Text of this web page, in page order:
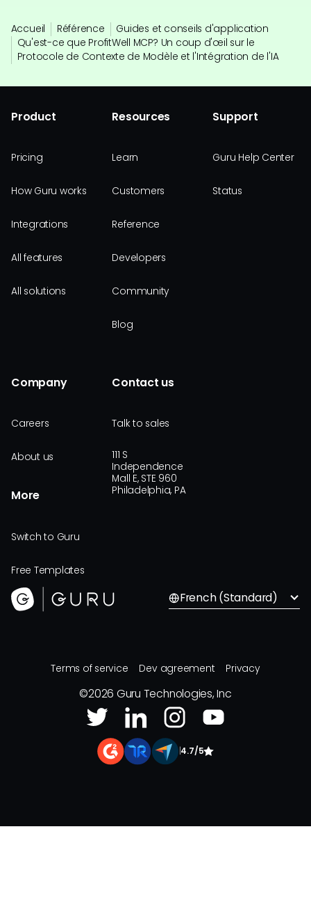
Accueil Référence
Guides et conseils d'application
Qu'est-ce que ProfitWell MCP? Un coup d'œil sur le
Protocole de Contexte de Modèle et l'Intégration de l'IA
Product
Pricing
How Guru works
Integrations
All features
All solutions
Resources
Learn
Customers
Reference
Developers
Community
Blog
Support
Guru Help Center
Status
Company
Careers
About us
More
Switch to Guru
Free Templates
Contact us
Talk to sales
111 S
Independence
Mall E, STE 960
Philadelphia, PA
French (Standard)
Terms of service Dev agreement Privacy
©2026 Guru Technologies, Inc
4.7/5